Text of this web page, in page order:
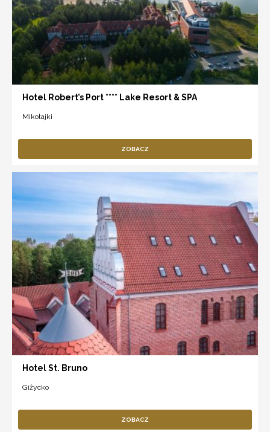
Hotel Robert’s Port **** Lake Resort & SPA
Mikołajki
ZOBACZ
Hotel St. Bruno
Giżycko
ZOBACZ